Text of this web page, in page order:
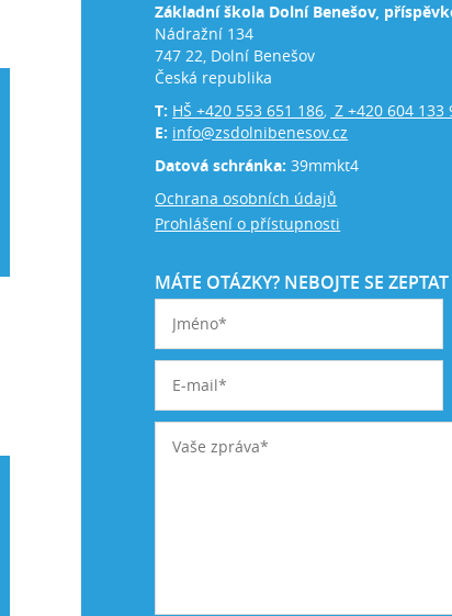
Základní škola Dolní Benešov,
Nádražní 134
747 22, Dolní Benešov
Česká republika
T: HŠ +420 553 651 186, Z +420 604 133
E: info@zsdolnibenesov.cz
Datová schránka:39mmkt4
Ochrana osobních údajů
Prohlášení o přístupnosti
MÁTE OTÁZKY? NEBOJTE SE ZEPTAT